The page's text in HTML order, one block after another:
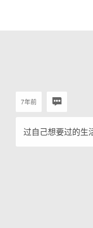
7年前
过自己想要过的生